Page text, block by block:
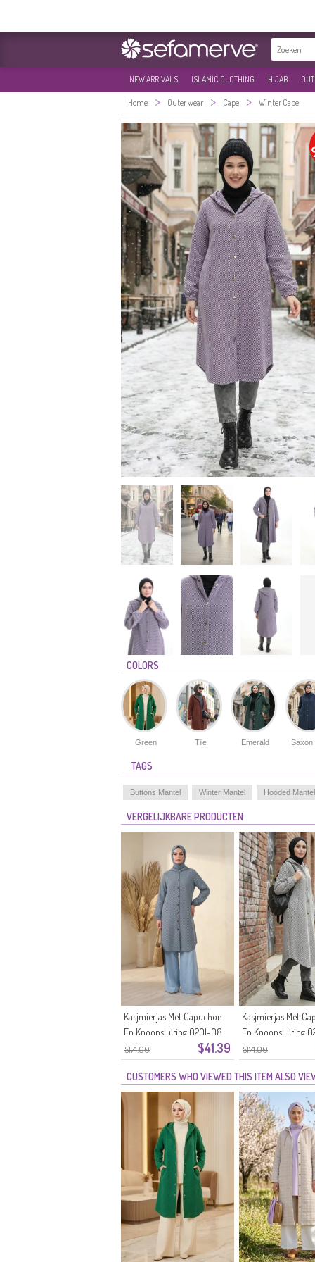
NEW ARRIVALS ISLAMIC CLOTHING HIJAB
Home > Outer wear > Cape > Winter Cape
COLORS
Green Tile Emerald Saxon
TAGS
Buttons Mantel Winter Mantel Hooded Mantel
VERGELIJKBARE PRODUCTEN
$171.00 $41.39
Kasjmierjas Met Capuchon
En Knoopsluiting 0201-08
IJsblauw
$171.00
Kasjmierjas Met
En Knoopsluiting
Zwart En Wit
CUSTOMERS WHO VIEWED THIS ITEM ALSO